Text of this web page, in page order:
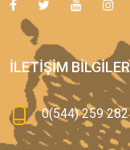
İLETIŞIM
0(544) 259